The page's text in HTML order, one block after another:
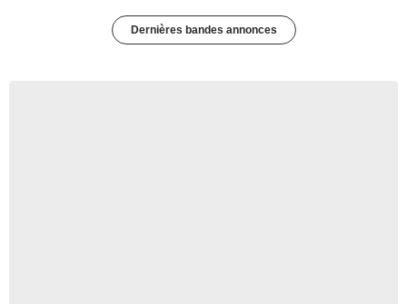
Dernières bandes annonces